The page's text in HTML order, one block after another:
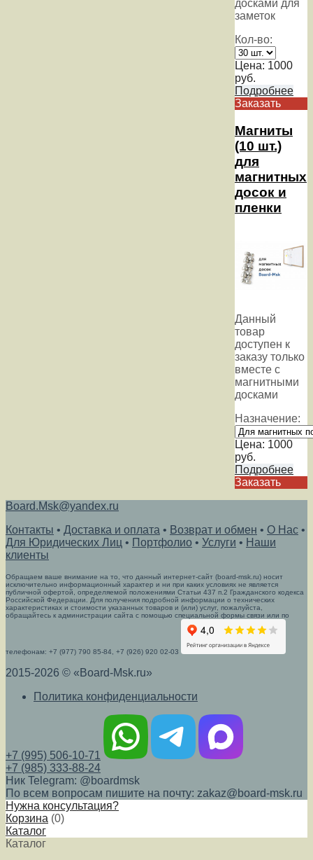
досками для
заметок
Кол-во:
Цена: 1000
руб.
Подробнее
Заказать
Магниты
(10 шт.)
для
магнитных
досок и
пленки
Данный
товар
доступен к
заказу только
вместе с
магнитными
досками
Назначение:
Цена: 1000
руб.
Подробнее
Заказать
Board.Msk@yandex.ru
Контакты • Доставка и оплата • Возврат и обмен • О Нас •
Для Юридических Лиц • Портфолио • Услуги • Наши
клиенты
Обращаем ваше внимание на то, что данный интернет-сайт (board-msk.ru) носит
исключительно информационный характер и ни при каких условиях не является
публичной офертой, определяемой положениями Статьи 437 п.2 Гражданского кодекса
Российской Федерации. Для получения подробной информации о технических
характеристиках и стоимости указанных товаров и (или) услуг, пожалуйста,
обращайтесь к администрации сайта с помощью специальной формы связи или по
телефонам: +7 (977) 790 85-84, +7 (926) 920 02-03
2015-2026 © «Board-Msk.ru»
Политика конфиденциальности
+7 (995) 506-10-71
+7 (985) 333-88-24
Ник Telegram: @boardmsk
По всем вопросам пишите на почту: zakaz@board-msk.ru
Нужна консультация?
Корзина (0)
Каталог
Каталог